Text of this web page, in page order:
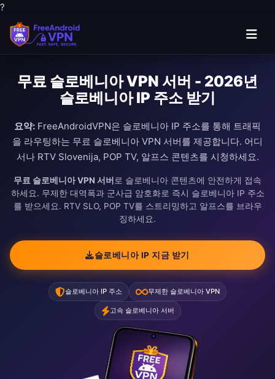
?
무료 슬로베니아 VPN 서버 - 2026년
슬로베니아 IP 주소 받기
요약: FreeAndroidVPN은 슬로베니아 IP 주소를 통해 트래픽
을 라우팅하는 무료 슬로베니아 VPN 서버를 제공합니다. 어디
서나 RTV Slovenija, POP TV, 알프스 콘텐츠를 시청하세요.
무료 슬로베니아 VPN 서버 로 슬로베니아 콘텐츠에 안전하게 접속
하세요. 무제한 대역폭과 군사급 암호화로 즉시 슬로베니아 IP 주소
를 받으세요. RTV SLO, POP TV를 스트리밍하고 알프스를 브라우
징하세요.
슬로베니아 IP 지금 받기
슬로베니아 IP 주소 무제한 슬로베니아 VPN
고속 슬로베니아 서버